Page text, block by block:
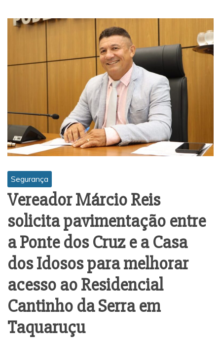
Segurança
Vereador Márcio Reis
solicita pavimentação entre
a Ponte dos Cruz e a Casa
dos Idosos para melhorar
acesso ao Residencial
Cantinho da Serra em
Taquaruçu